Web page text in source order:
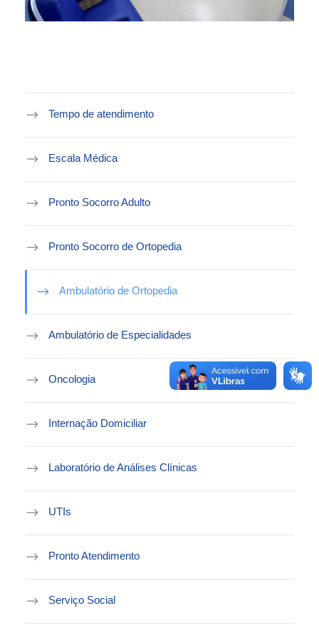
Tempo de atendimento
Escala Médica
Pronto Socorro Adulto
Pronto Socorro de Ortopedia
Ambulatório de Ortopedia
Ambulatório de Especialidades
Oncologia
Internação Domiciliar
Laboratório de Análises Clínicas
UTIs
Pronto Atendimento
Serviço Social